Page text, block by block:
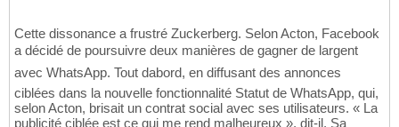
Cette dissonance a frustré Zuckerberg. Selon Acton, Facebook
a décidé de poursuivre deux manières de gagner de largent
avec WhatsApp. Tout dabord, en diffusant des annonces
ciblées dans la nouvelle fonctionnalité Statut de WhatsApp, qui,
selon Acton, brisait un contrat social avec ses utilisateurs. « La
publicité ciblée est ce qui me rend malheureux », dit-il. Sa